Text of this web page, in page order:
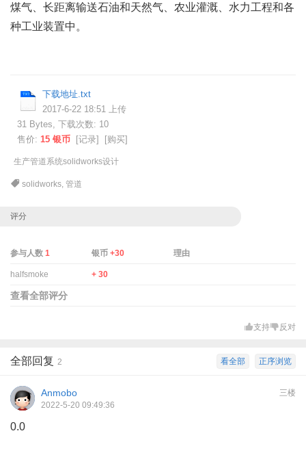
煤气、长距离输送石油和天然气、农业灌溉、水力工程和各
种工业装置中。
下载地址.txt
2017-6-22 18:51 上传
31 Bytes, 下载次数: 10
售价: 15 银币 [记录] [购买]
生产管道系统solidworks设计
solidworks,管道
评分
参与人数 1 银币+30 理由
halfsmoke + 30
查看全部评分
支持 反对
正序浏览
看全部
全部回复 2
三楼
Anmobo
2022-5-20 09:49:36
0.0